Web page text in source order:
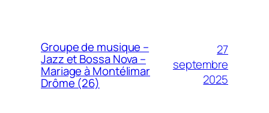
Groupe de musique –
Jazz et Bossa Nova –
Mariage à Montélimar
Drôme (26)
27
septembre
2025